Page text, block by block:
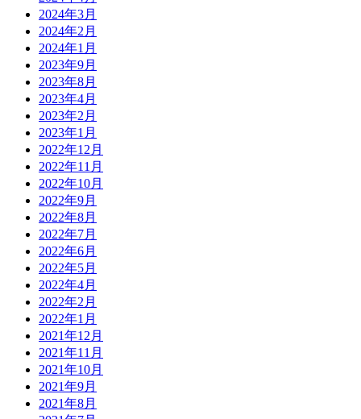
2024年3月
2024年2月
2024年1月
2023年9月
2023年8月
2023年4月
2023年2月
2023年1月
2022年12月
2022年11月
2022年10月
2022年9月
2022年8月
2022年7月
2022年6月
2022年5月
2022年4月
2022年2月
2022年1月
2021年12月
2021年11月
2021年10月
2021年9月
2021年8月